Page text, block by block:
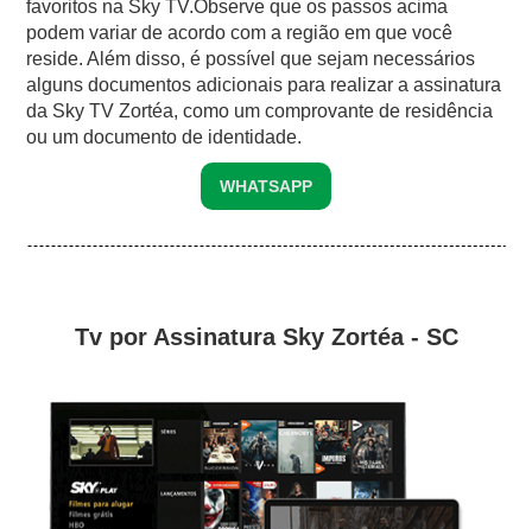
favoritos na Sky TV.Observe que os passos acima
podem variar de acordo com a região em que você
reside. Além disso, é possível que sejam necessários
alguns documentos adicionais para realizar a assinatura
da Sky TV Zortéa, como um comprovante de residência
ou um documento de identidade.
WHATSAPP
Tv por Assinatura Sky Zortéa - SC